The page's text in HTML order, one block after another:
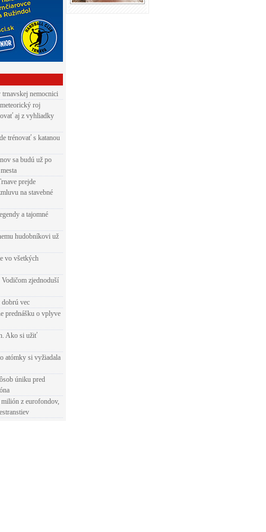
nemocnici
roj
aj z vyhliadky
trénovať s katanou
sa budú už po
prejde
na stavebné
a tajomné
hudobníkovi už
vo všetkých
zjednoduší
vec
prednášku o vplyve
Ako si užiť
atómky si vyžiadala
úniku pred
z eurofondov,